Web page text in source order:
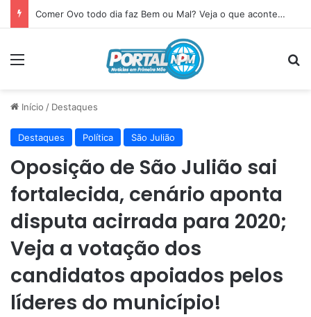
Comer Ovo todo dia faz Bem ou Mal? Veja o que acontece com seu corpo
Início / Destaques
Destaques Política São Julião
Oposição de São Julião sai
fortalecida, cenário aponta
disputa acirrada para 2020;
Veja a votação dos
candidatos apoiados pelos
líderes do município!